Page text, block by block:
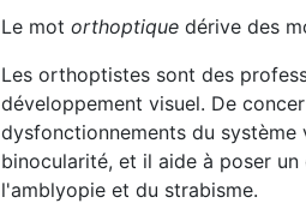
Le mot orthoptiquedérive des
Les orthoptistes sont des
développement visuel. De
dysfonctionnements du système
binocularité, et il aide à poser
l'amblyopie et du strabisme.